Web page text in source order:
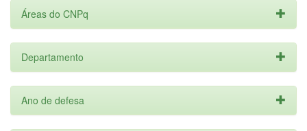
Áreas do CNPq
Departamento
Ano de defesa